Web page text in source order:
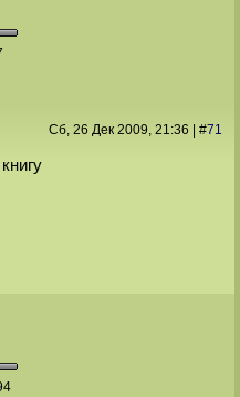
Сб, 26 Дек 2009, 21:36 #71